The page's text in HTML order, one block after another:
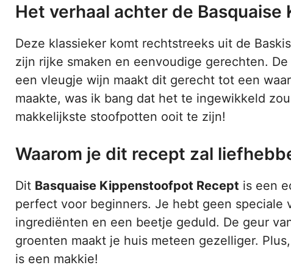
Het verhaal achter de
Deze klassieker komt rechtstreeks uit de
zijn rijke smaken en eenvoudige gerechten.
een vleugje wijn maakt dit gerecht tot een
maakte, was ik bang dat het te ingewikkeld
makkelijkste stoofpotten ooit te zijn!
Waarom je dit recept zal
Dit Basquaise Kippenstoofpot Recept is een
perfect voor beginners. Je hebt geen speciale
ingrediënten en een beetje geduld. De geur
groenten maakt je huis meteen gezelliger.
is een makkie!